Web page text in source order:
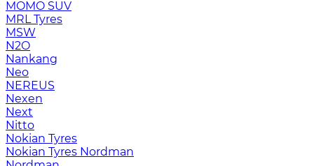
MOMO SUV
MRL Tyres
MSW
N2O
Nankang
Neo
NEREUS
Nexen
Next
Nitto
Nokian Tyres
Nokian Tyres Nordman